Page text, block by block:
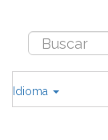
Idioma